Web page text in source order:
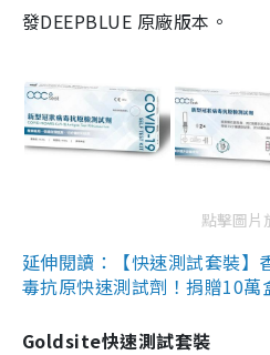
發DEEPBLUE 原廠版本。
點擊圖片
延伸閱讀：【快速測試套裝】
毒抗原快速測試劑！捐贈10
Goldsite快速測試套裝